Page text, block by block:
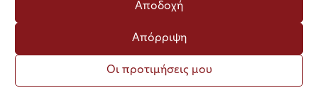
Αποδοχή
Απόρριψη
Οι προτιμήσεις μου